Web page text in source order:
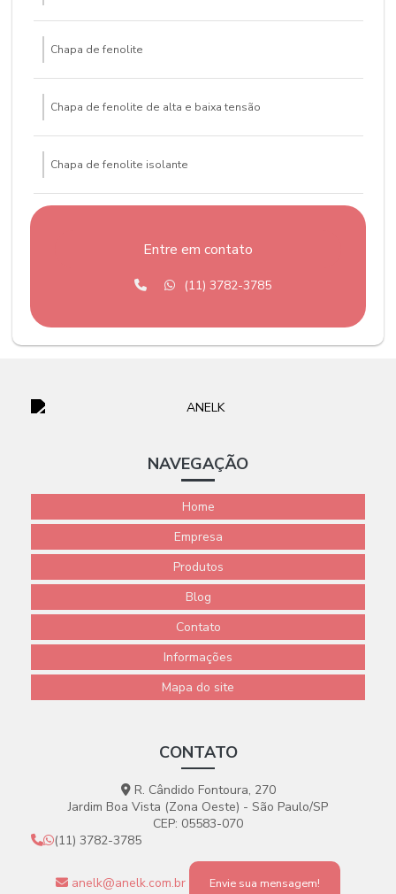
Chapa de fenolite
Chapa de fenolite de alta e baixa tensão
Chapa de fenolite isolante
Chapa de fiberglass
Distribuidor de papel kraft isolante
Fenolite para alta frequência
Fenolite para máquinas de solda
Fibra industrial vermelha
Entre em contato
(11) 3782-3785
NAVEGAÇÃO
Home
Empresa
Produtos
Blog
Contato
Informações
Mapa do site
CONTATO
R. Cândido Fontoura, 270
Jardim Boa Vista (Zona Oeste) - São Paulo/SP
CEP: 05583-070
(11) 3782-3785
anelk@anelk.com.br Envie sua mensagem!